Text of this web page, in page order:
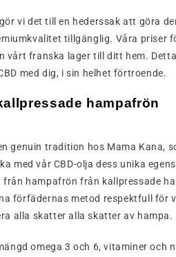
vi det till en hederssak att göra
tillgänglig. Våra priser
vårt franska lager till ditt hem.
med dig, i sin helhet förtroende.
hampafrön
genuin tradition hos Mama Kana,
med vår CBD-olja dess unika
från hampafrön från kallpressade
förfädernas metod respektfull för
alla skatter alla skatter av hampa.
omega 3 och 6, vitaminer och